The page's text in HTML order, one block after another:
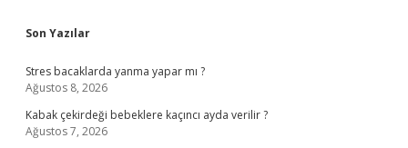
Sidebar
Son Yazılar
Stres bacaklarda yanma yapar mı ?
Ağustos 8, 2026
Kabak çekirdeği bebeklere kaçıncı ayda verilir ?
Ağustos 7, 2026